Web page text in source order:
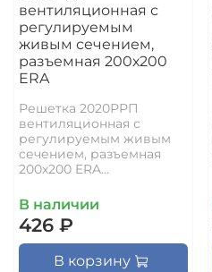
вентиляционная с
регулируемым
живым сечением,
разъемная 200х200
ERA
Решетка 2020РРП
вентиляционная с
регулируемым живым
сечением, разъемная
200х200 ERA...
В наличии
426 ₽
В корзину